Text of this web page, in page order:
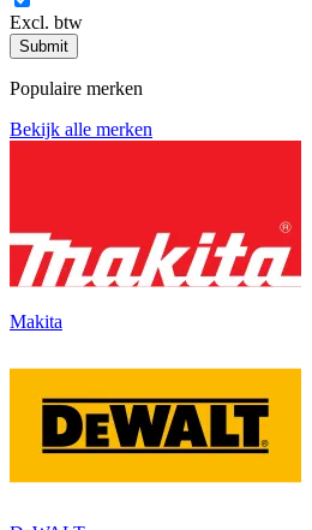
Excl. btw
Submit
Populaire merken
Bekijk alle merken
Makita